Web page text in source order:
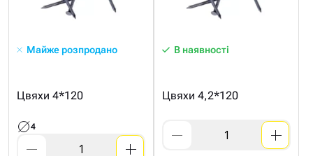
Майже розпродано
Цвяхи 4*120
4
В наявності
Цвяхи 4,2*120